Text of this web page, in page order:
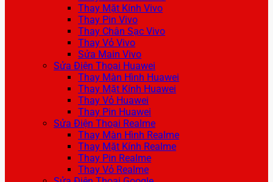
Thay Mặt Kính Vivo
Thay Pin Vivo
Thay Chân Sạc Vivo
Thay Vỏ Vivo
Sửa Main Vivo
Sửa Điện Thoại Huawei
Thay Màn Hình Huawei
Thay Mặt Kính Huawei
Thay Vỏ Huawei
Thay Pin Huawei
Sửa Điện Thoại Realme
Thay Màn Hình Realme
Thay Mặt Kính Realme
Thay Pin Realme
Thay Vỏ Realme